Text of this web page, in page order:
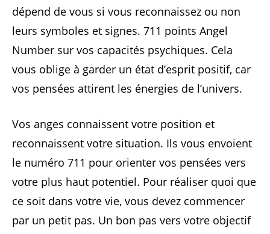
dépend de vous si vous reconnaissez ou non
leurs symboles et signes. 711 points Angel
Number sur vos capacités psychiques. Cela
vous oblige à garder un état d’esprit positif, car
vos pensées attirent les énergies de l’univers.
Vos anges connaissent votre position et
reconnaissent votre situation. Ils vous envoient
le numéro 711 pour orienter vos pensées vers
votre plus haut potentiel. Pour réaliser quoi que
ce soit dans votre vie, vous devez commencer
par un petit pas. Un bon pas vers votre objectif